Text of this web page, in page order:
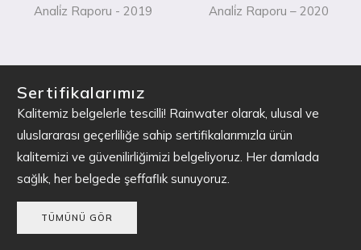
Anali̇z Raporu - 2019 Anali̇z Raporu – 2020
Sertifikalarımız
Kalitemiz belgelerle tescilli! Rainwater olarak, ulusal ve
uluslararası geçerliliğe sahip sertifikalarımızla ürün
kalitemizi ve güvenilirliğimizi belgeliyoruz. Her damlada
sağlık, her belgede şeffaflık sunuyoruz.
TÜMÜNÜ GÖR